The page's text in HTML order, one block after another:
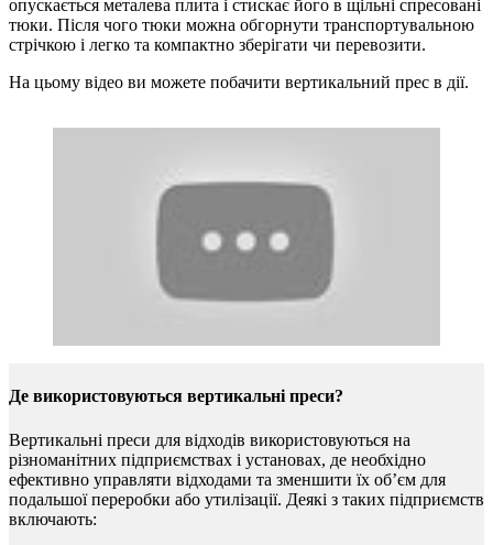
опускається металева плита і стискає його в щільні спресовані
тюки. Після чого тюки можна обгорнути транспортувальною
стрічкою і легко та компактно зберігати чи перевозити.
На цьому відео ви можете побачити вертикальний прес в дії.
Де використовуються вертикальні преси?
Вертикальні преси для відходів використовуються на
різноманітних підприємствах і установах, де необхідно
ефективно управляти відходами та зменшити їх об’єм для
подальшої переробки або утилізації. Деякі з таких підприємств
включають: